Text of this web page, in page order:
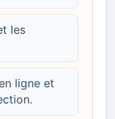
les
ligne et